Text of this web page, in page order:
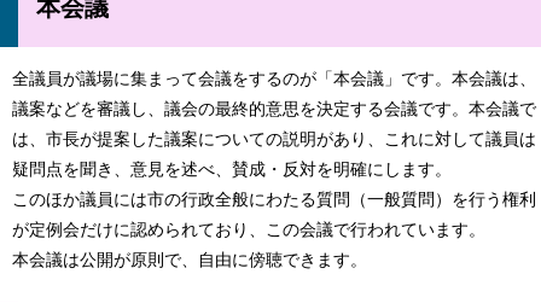
本会議
全議員が議場に集まって会議をするのが「本会議」です。本会議は、
議案などを審議し、議会の最終的意思を決定する会議です。本会議で
は、市長が提案した議案についての説明があり、これに対して議員は
疑問点を聞き、意見を述べ、賛成・反対を明確にします。
このほか議員には市の行政全般にわたる質問（一般質問）を行う権利
が定例会だけに認められており、この会議で行われています。
本会議は公開が原則で、自由に傍聴できます。